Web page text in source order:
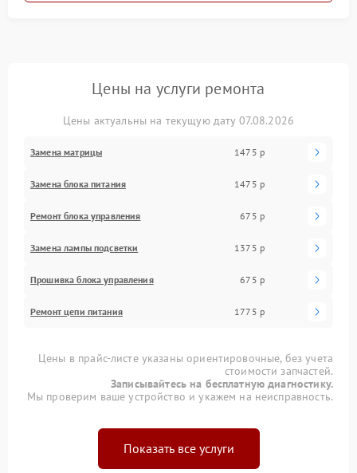
Цены на услуги ремонта
Цены актуальны на текущую дату 07.08.2026
Замена матрицы 1475 р
Замена блока питания 1475 р
Ремонт блока управления 675 р
Замена лампы подсветки 1375 р
Прошивка блока управления 675 р
Ремонт цепи питания 1775 р
Цены в прайс-листе указаны ориентировочные, без учета
стоимости запчастей.
Записывайтесь на бесплатную диагностику.
Мы проверим ваше устройство и укажем на неисправность.
Показать все услуги